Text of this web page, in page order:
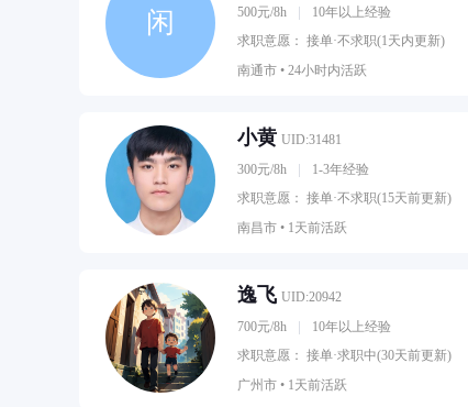
闲
500元/8h
10年以上经验
求职意愿： 接单·不求职(1天内更新)
南通市 • 24小时内活跃
小黄 UID:31481
300元/8h
1-3年经验
求职意愿： 接单·不求职(15天前更新)
南昌市 • 1天前活跃
逸飞 UID:20942
700元/8h
10年以上经验
求职意愿： 接单·求职中(30天前更新)
广州市 • 1天前活跃